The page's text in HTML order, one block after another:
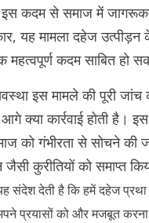
इस कदम से समाज में
यह मामला दहेज
महत्वपूर्ण कदम साबित हो
इस मामले की पूरी
क्या कार्रवाई होती है।
को गंभीरता से सोचने की
कुरीतियों को समाप्त
संदेश देती है कि हमें दहेज
प्रयासों को और मजबूत करना